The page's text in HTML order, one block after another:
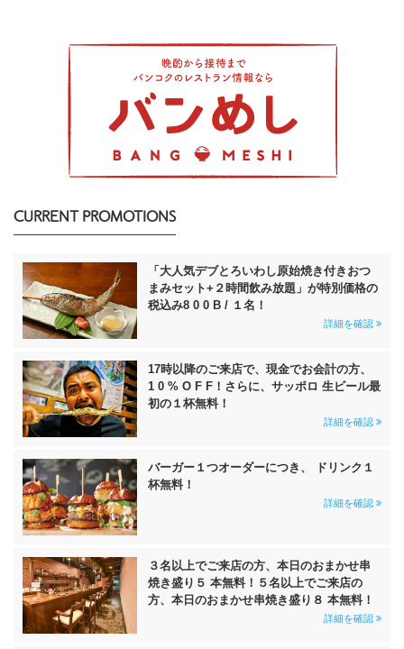
CURRENT PROMOTIONS
「大人気デブとろいわし原始焼き付きおつ
まみセット+２時間飲み放題」が特別価格の
税込み8 0 0 B / １名！
詳細を確認
17時以降のご来店で、現金でお会計の方、
1 0 % O F F！さらに、サッポロ 生ビール最
初の１杯無料！
詳細を確認
バーガー１つオーダーにつき、 ドリンク１
杯無料！
詳細を確認
３名以上でご来店の方、本日のおまかせ串
焼き盛り５ 本無料！５名以上でご来店の
方、本日のおまかせ串焼き盛り８ 本無料！
詳細を確認